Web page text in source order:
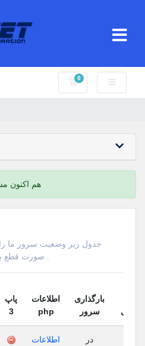
0
کارت خرید
هم اکنون
جدول زیر وضعیت سرور ما را
پاپ
3
اطلاعات
php
بارگذاری
سرور
پایداری
اطلاعات
در